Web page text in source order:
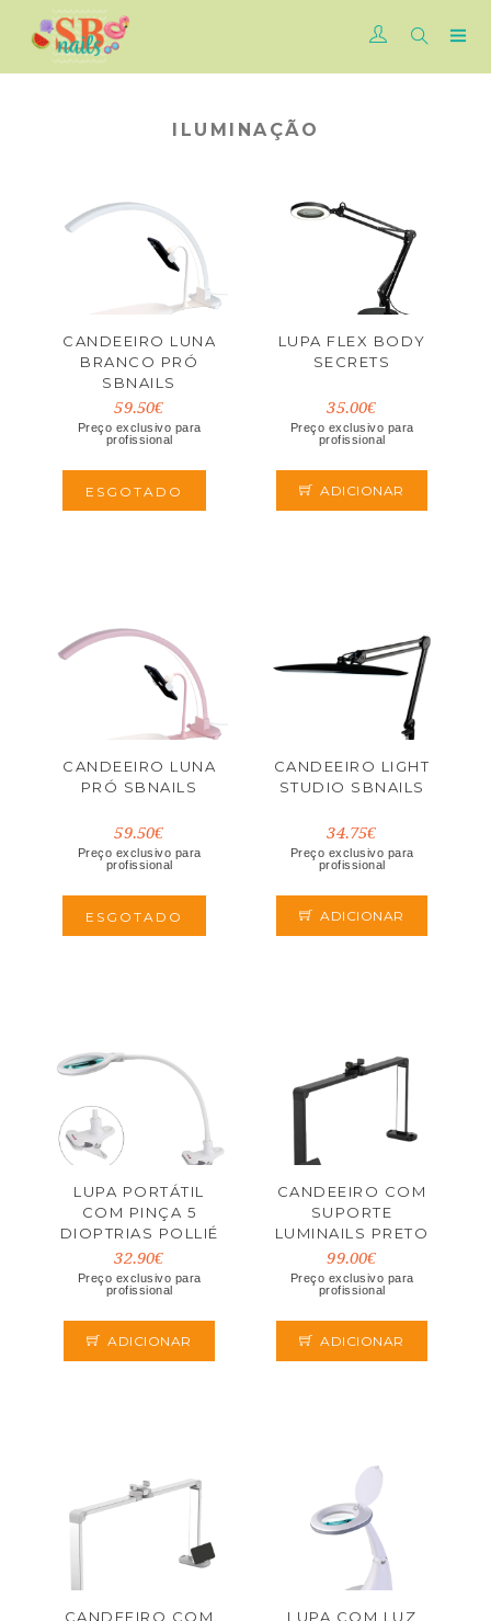
ILUMINAÇÃO
CANDEEIRO LUNA
BRANCO PRÓ
SBNAILS
59.50€
Preço exclusivo para
profissional
ESGOTADO
LUPA FLEX BODY
SECRETS
35.00€
Preço exclusivo para
profissional
ADICIONAR
CANDEEIRO LUNA
PRÓ SBNAILS
59.50€
Preço exclusivo para
profissional
ESGOTADO
CANDEEIRO LIGHT
STUDIO SBNAILS
34.75€
Preço exclusivo para
profissional
ADICIONAR
LUPA PORTÁTIL
COM PINÇA 5
DIOPTRIAS POLLIÉ
32.90€
Preço exclusivo para
profissional
ADICIONAR
CANDEEIRO COM
SUPORTE
LUMINAILS PRETO
99.00€
Preço exclusivo para
profissional
ADICIONAR
CANDEEIRO COM
LUPA COM LUZ